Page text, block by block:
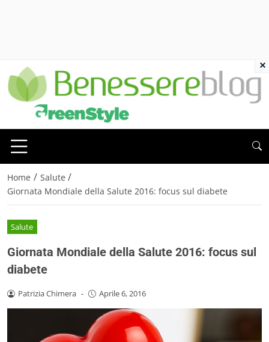
Home / Salute /
Giornata Mondiale della Salute 2016: focus sul diabete
Salute
Giornata Mondiale della Salute 2016: focus sul
diabete
Patrizia Chimera - Aprile 6, 2016
×